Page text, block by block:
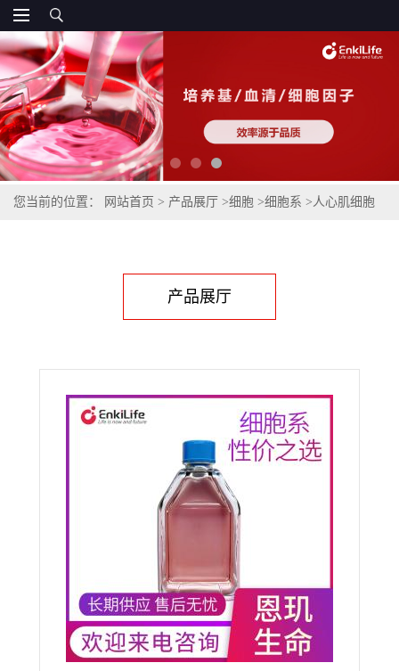
您当前的位置： 网站首页 > 产品展厅 >细胞 >细胞系 >人心肌细胞
产品展厅